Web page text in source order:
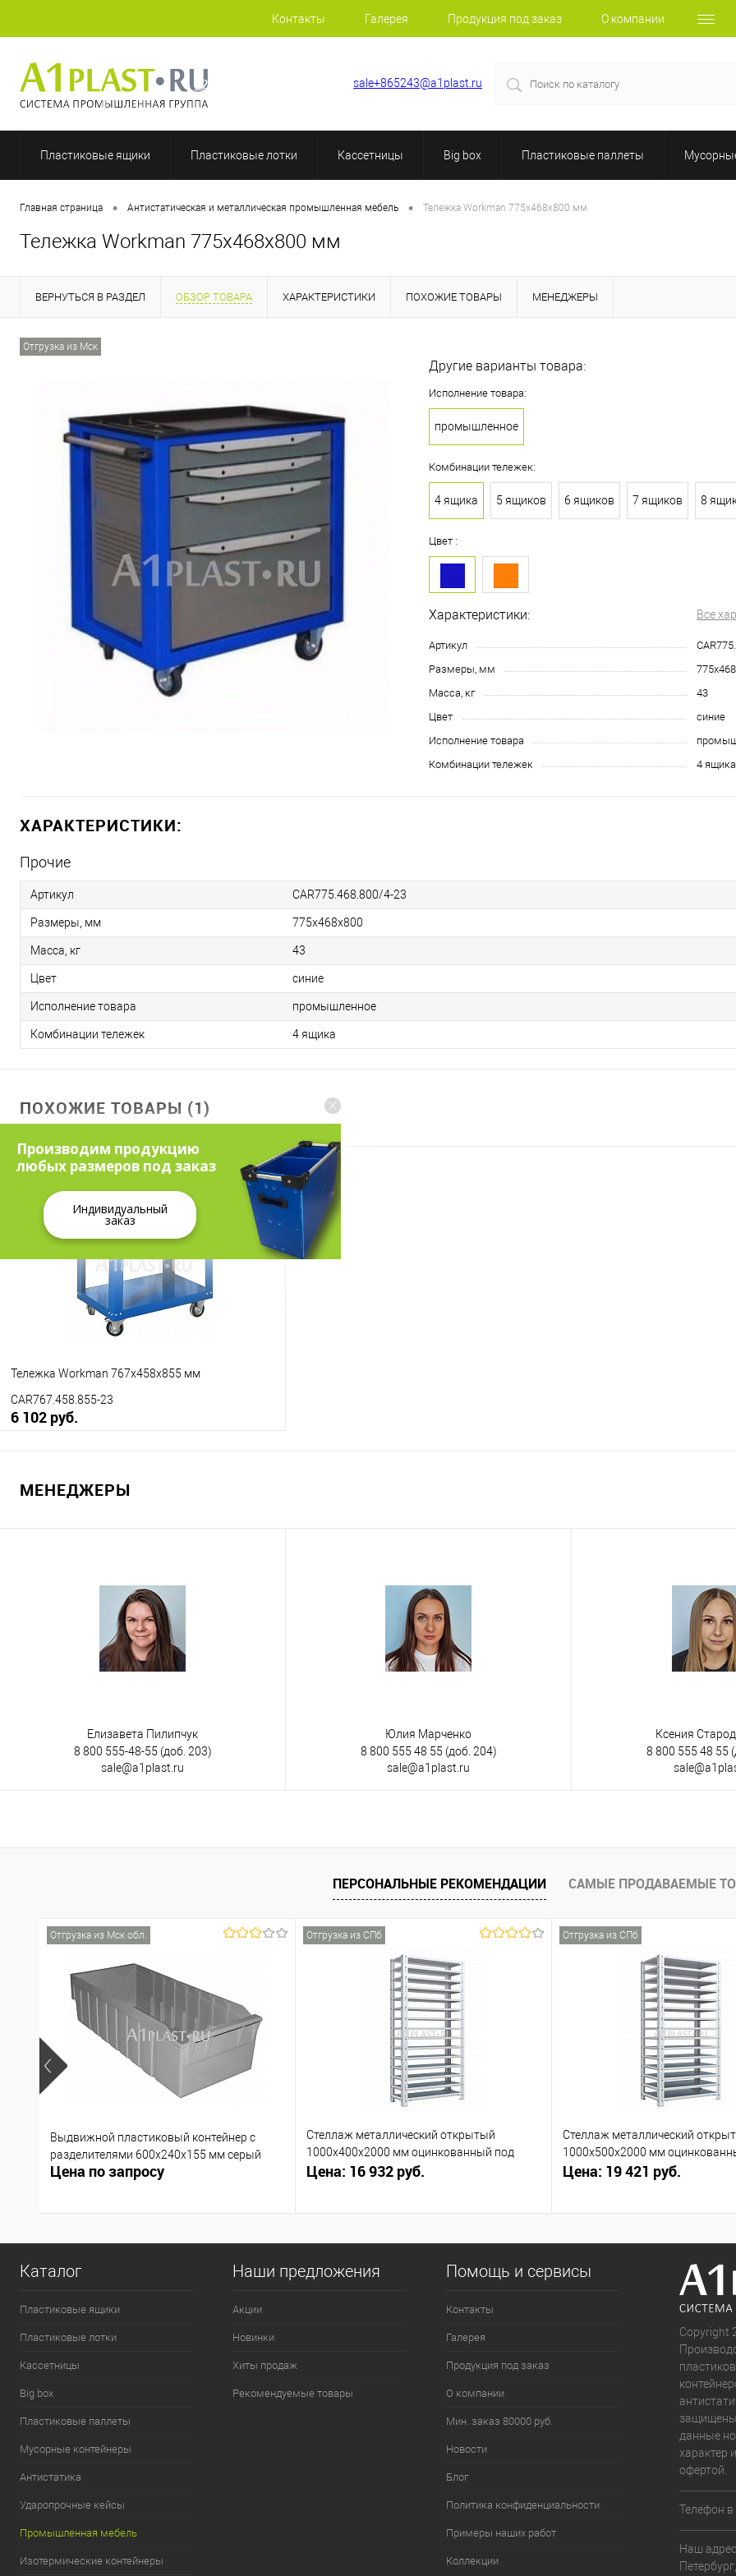
Контакты Галерея Продукция под заказ О компании
+7 (812) 507-69-52 sale+865243@a1plast.ru
Пластиковые ящики Пластиковые лотки Кассетницы Big box Пластиковые паллеты
Главная страница • Антистатическая и металлическая промышленная мебель • Тележка Workman 775х468х800 мм
Тележка Workman 775х468х800 мм
ВЕРНУТЬСЯ В РАЗДЕЛ ОБЗОР ТОВАРА ХАРАКТЕРИСТИКИ ПОХОЖИЕ ТОВАРЫ МЕНЕДЖЕРЫ
Отгрузка из Мск
Другие варианты товара:
Исполнение товара:
промышленное
Комбинации тележек:
4 ящика 5 ящиков 6 ящиков 7 ящиков 8
Цвет :
Характеристики: Все
Артикул
Размеры, мм
Масса, кг
43
Цвет
синие
Исполнение товара
Комбинации тележек
4 ящика
ХАРАКТЕРИСТИКИ:
Прочие
Артикул CAR775.468.800/4-23
Размеры, мм 775х468х800
Масса, кг 43
Цвет синие
Исполнение товара промышленное
Комбинации тележек 4 ящика
ПОХОЖИЕ ТОВАРЫ (1)
Тележка Workman 767х458х855 мм
CAR767.458.855-23
6 102 руб.
МЕНЕДЖЕРЫ
Елизавета Пилипчук
8 800 555-48-55(доб. 203)
sale@a1plast.ru
Юлия Марченко
8 800 555 48 55(доб. 204)
sale@a1plast.ru
Ксения
8 800 555 48 55
ПЕРСОНАЛЬНЫЕ РЕКОМЕНДАЦИИ САМЫЕ ПРОДАВАЕМЫЕ
Отгрузка из Мск обл.
Выдвижной пластиковый контейнер с
разделителями 600х240х155 мм серый
Цена по запросу
Отгрузка из СПб
Стеллаж металлический открытый
1000х400х2000 мм оцинкованный под
заказ
Цена: 16 932 руб.
Отгрузка из СПб
Стеллаж металлический
1000х500х2000 мм
заказ
Цена: 19 421 руб.
Каталог
Пластиковые ящики
Пластиковые лотки
Кассетницы
Big box
Пластиковые паллеты
Мусорные контейнеры
Антистатика
Ударопрочные кейсы
Промышленная мебель
Изотермические контейнеры
Наши предложения
Акции
Новинки
Хиты продаж
Рекомендуемые товары
Помощь и сервисы
Контакты
Галерея
Продукция под заказ
О компании
Мин. заказ 80000 руб.
Новости
Блог
Политика конфиденциальности
Примеры наших работ
Коллекции
Copyright
данные
характер
офертой.
Телефон
Наш
Производим продукцию
любых размеров под заказ
Индивидуальный
заказ